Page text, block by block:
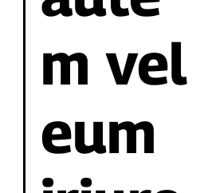
m vel
eum